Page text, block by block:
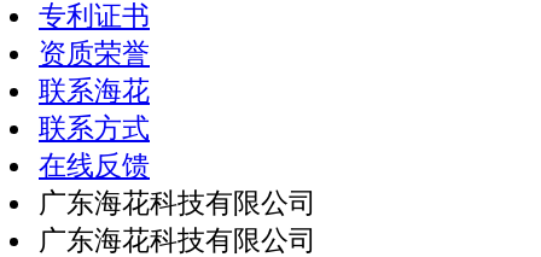
专利证书
资质荣誉
联系海花
联系方式
在线反馈
广东海花科技有限公司
广东海花科技有限公司